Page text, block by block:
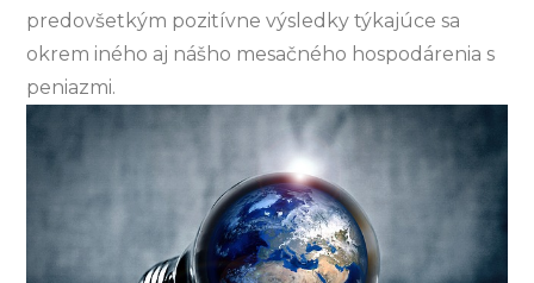
predovšetkým pozitívne výsledky týkajúce sa
okrem iného aj nášho mesačného hospodárenia s
peniazmi.